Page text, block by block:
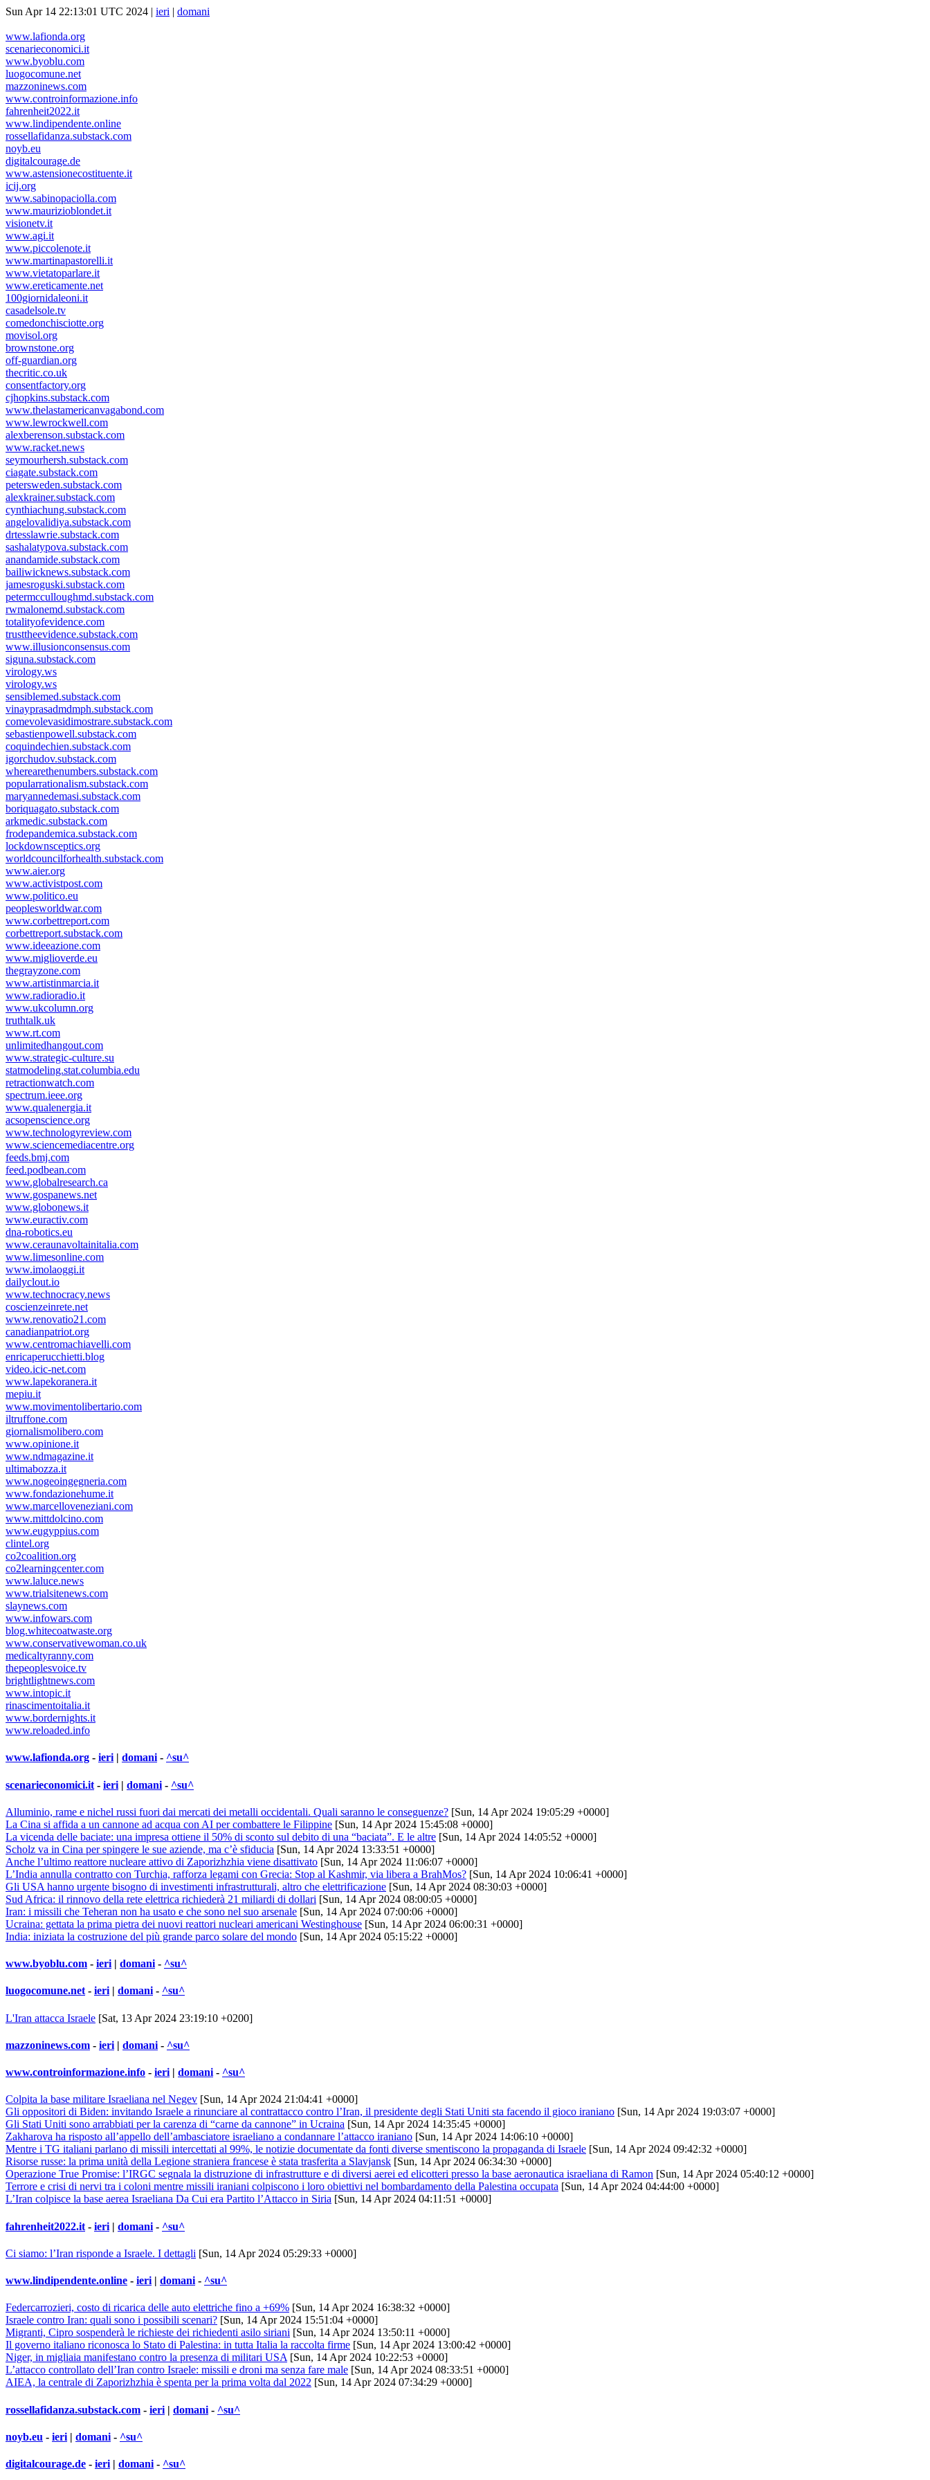
Sun Apr 14 22:13:01 UTC 2024 | ieri | domani
www.lafionda.org
scenarieconomici.it
www.byoblu.com
luogocomune.net
mazzoninews.com
www.controinformazione.info
fahrenheit2022.it
www.lindipendente.online
rossellafidanza.substack.com
noyb.eu
digitalcourage.de
www.astensionecostituente.it
icij.org
www.sabinopaciolla.com
www.maurizioblondet.it
visionetv.it
www.agi.it
www.piccolenote.it
www.martinapastorelli.it
www.vietatoparlare.it
www.ereticamente.net
100giornidaleoni.it
casadelsole.tv
comedonchisciotte.org
movisol.org
brownstone.org
off-guardian.org
thecritic.co.uk
consentfactory.org
cjhopkins.substack.com
www.thelastamericanvagabond.com
www.lewrockwell.com
alexberenson.substack.com
www.racket.news
seymourhersh.substack.com
ciagate.substack.com
petersweden.substack.com
alexkrainer.substack.com
cynthiachung.substack.com
angelovalidiya.substack.com
drtesslawrie.substack.com
sashalatypova.substack.com
anandamide.substack.com
bailiwicknews.substack.com
jamesroguski.substack.com
petermcculloughmd.substack.com
rwmalonemd.substack.com
totalityofevidence.com
trusttheevidence.substack.com
www.illusionconsensus.com
siguna.substack.com
virology.ws
virology.ws
sensiblemed.substack.com
vinayprasadmdmph.substack.com
comevolevasidimostrare.substack.com
sebastienpowell.substack.com
coquindechien.substack.com
igorchudov.substack.com
wherearethenumbers.substack.com
popularrationalism.substack.com
maryannedemasi.substack.com
boriquagato.substack.com
arkmedic.substack.com
frodepandemica.substack.com
lockdownsceptics.org
worldcouncilforhealth.substack.com
www.aier.org
www.activistpost.com
www.politico.eu
peoplesworldwar.com
www.corbettreport.com
corbettreport.substack.com
www.ideeazione.com
www.miglioverde.eu
thegrayzone.com
www.artistinmarcia.it
www.radioradio.it
www.ukcolumn.org
truthtalk.uk
www.rt.com
unlimitedhangout.com
www.strategic-culture.su
statmodeling.stat.columbia.edu
retractionwatch.com
spectrum.ieee.org
www.qualenergia.it
acsopenscience.org
www.technologyreview.com
www.sciencemediacentre.org
feeds.bmj.com
feed.podbean.com
www.globalresearch.ca
www.gospanews.net
www.globonews.it
www.euractiv.com
dna-robotics.eu
www.ceraunavoltainitalia.com
www.limesonline.com
www.imolaoggi.it
dailyclout.io
www.technocracy.news
coscienzeinrete.net
www.renovatio21.com
canadianpatriot.org
www.centromachiavelli.com
enricaperucchietti.blog
video.icic-net.com
www.lapekoranera.it
mepiu.it
www.movimentolibertario.com
iltruffone.com
giornalismolibero.com
www.opinione.it
www.ndmagazine.it
ultimabozza.it
www.nogeoingegneria.com
www.fondazionehume.it
www.marcelloveneziani.com
www.mittdolcino.com
www.eugyppius.com
clintel.org
co2coalition.org
co2learningcenter.com
www.laluce.news
www.trialsitenews.com
slaynews.com
www.infowars.com
blog.whitecoatwaste.org
www.conservativewoman.co.uk
medicaltyranny.com
thepeoplesvoice.tv
brightlightnews.com
www.intopic.it
rinascimentoitalia.it
www.bordernights.it
www.reloaded.info
www.lafionda.org - ieri | domani - ^su^
scenarieconomici.it - ieri | domani - ^su^
Alluminio, rame e nichel russi fuori dai mercati dei metalli occidentali. Quali saranno le conseguenze? [Sun, 14 Apr 2024 19:05:29 +0000]
La Cina si affida a un cannone ad acqua con AI per combattere le Filippine [Sun, 14 Apr 2024 15:45:08 +0000]
La vicenda delle baciate: una impresa ottiene il 50% di sconto sul debito di una “baciata”. E le altre [Sun, 14 Apr 2024 14:05:52 +0000]
Scholz va in Cina per spingere le sue aziende, ma c’è sfiducia [Sun, 14 Apr 2024 13:33:51 +0000]
Anche l’ultimo reattore nucleare attivo di Zaporizhzhia viene disattivato [Sun, 14 Apr 2024 11:06:07 +0000]
L’India annulla contratto con Turchia, rafforza legami con Grecia: Stop al Kashmir, via libera a BrahMos? [Sun, 14 Apr 2024 10:06:41 +0000]
Gli USA hanno urgente bisogno di investimenti infrastrutturali, altro che elettrificazione [Sun, 14 Apr 2024 08:30:03 +0000]
Sud Africa: il rinnovo della rete elettrica richiederà 21 miliardi di dollari [Sun, 14 Apr 2024 08:00:05 +0000]
Iran: i missili che Teheran non ha usato e che sono nel suo arsenale [Sun, 14 Apr 2024 07:00:06 +0000]
Ucraina: gettata la prima pietra dei nuovi reattori nucleari americani Westinghouse [Sun, 14 Apr 2024 06:00:31 +0000]
India: iniziata la costruzione del più grande parco solare del mondo [Sun, 14 Apr 2024 05:15:22 +0000]
www.byoblu.com - ieri | domani - ^su^
luogocomune.net - ieri | domani - ^su^
L'Iran attacca Israele [Sat, 13 Apr 2024 23:19:10 +0200]
mazzoninews.com - ieri | domani - ^su^
www.controinformazione.info - ieri | domani - ^su^
Colpita la base militare Israeliana nel Negev [Sun, 14 Apr 2024 21:04:41 +0000]
Gli oppositori di Biden: invitando Israele a rinunciare al contrattacco contro l’Iran, il presidente degli Stati Uniti sta facendo il gioco iraniano [Sun, 14 Apr 2024 19:03:07 +0000]
Gli Stati Uniti sono arrabbiati per la carenza di “carne da cannone” in Ucraina [Sun, 14 Apr 2024 14:35:45 +0000]
Zakharova ha risposto all’appello dell’ambasciatore israeliano a condannare l’attacco iraniano [Sun, 14 Apr 2024 14:06:10 +0000]
Mentre i TG italiani parlano di missili intercettati al 99%, le notizie documentate da fonti diverse smentiscono la propaganda di Israele [Sun, 14 Apr 2024 09:42:32 +0000]
Risorse russe: la prima unità della Legione straniera francese è stata trasferita a Slavjansk [Sun, 14 Apr 2024 06:34:30 +0000]
Operazione True Promise: l’IRGC segnala la distruzione di infrastrutture e di diversi aerei ed elicotteri presso la base aeronautica israeliana di Ramon [Sun, 14 Apr 2024 05:40:12 +0000]
Terrore e crisi di nervi tra i coloni mentre missili iraniani colpiscono i loro obiettivi nel bombardamento della Palestina occupata [Sun, 14 Apr 2024 04:44:00 +0000]
L’Iran colpisce la base aerea Israeliana Da Cui era Partito l’Attacco in Siria [Sun, 14 Apr 2024 04:11:51 +0000]
fahrenheit2022.it - ieri | domani - ^su^
Ci siamo: l’Iran risponde a Israele. I dettagli [Sun, 14 Apr 2024 05:29:33 +0000]
www.lindipendente.online - ieri | domani - ^su^
Federcarrozieri, costo di ricarica delle auto elettriche fino a +69% [Sun, 14 Apr 2024 16:38:32 +0000]
Israele contro Iran: quali sono i possibili scenari? [Sun, 14 Apr 2024 15:51:04 +0000]
Migranti, Cipro sospenderà le richieste dei richiedenti asilo siriani [Sun, 14 Apr 2024 13:50:11 +0000]
Il governo italiano riconosca lo Stato di Palestina: in tutta Italia la raccolta firme [Sun, 14 Apr 2024 13:00:42 +0000]
Niger, in migliaia manifestano contro la presenza di militari USA[Sun, 14 Apr 2024 10:22:53 +0000]
L’attacco controllato dell’Iran contro Israele: missili e droni ma senza fare male [Sun, 14 Apr 2024 08:33:51 +0000]
AIEA, la centrale di Zaporizhzhia è spenta per la prima volta dal 2022 [Sun, 14 Apr 2024 07:34:29 +0000]
rossellafidanza.substack.com - ieri | domani - ^su^
noyb.eu - ieri | domani - ^su^
digitalcourage.de - ieri | domani - ^su^